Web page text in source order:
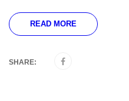
READ MORE
SHARE: